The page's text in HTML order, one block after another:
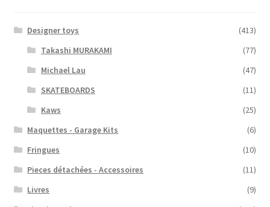
Designer toys
(413)
Takashi MURAKAMI
(77)
Michael Lau
(47)
SKATEBOARDS
(11)
Kaws
(25)
Maquettes - Garage Kits
(6)
Fringues
(10)
Pieces détachées - Accessoires
(11)
Livres
(9)